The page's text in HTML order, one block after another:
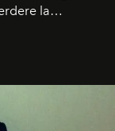
la
così